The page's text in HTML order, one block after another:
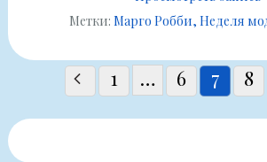
Метки:Марго Робби Неделя
Пагинация
записей
1 … 6 7 8